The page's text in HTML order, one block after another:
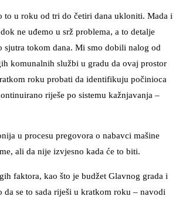
to u roku od tri do četiri dana ukloniti. Mada i
ne uđemo u srž problema, a to detalje
sjutra tokom dana. Mi smo dobili nalog od
komunalnih službi u gradu da ovaj prostor
roku probati da identifikuju počinioca
riješe po sistemu kažnjavanja –
u procesu pregovora o nabavci mašine
ali da nije izvjesno kada će to biti.
faktora, kao što je budžet Glavnog grada i
da se to sada riješi u kratkom roku – navodi